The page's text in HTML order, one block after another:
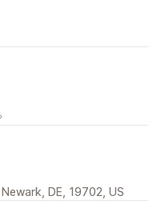
DE, 19702, US